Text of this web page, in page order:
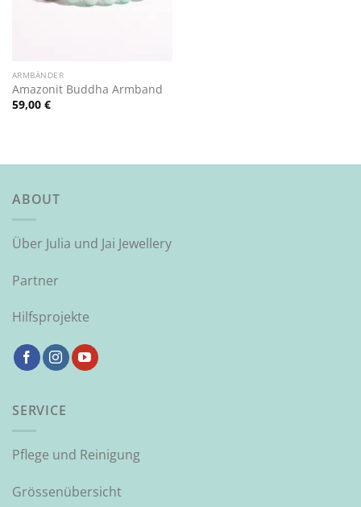
ARMBÄNDER
Amazonit Buddha Armband
59,00 €
ABOUT
Über Julia und Jai Jewellery
Partner
Hilfsprojekte
SERVICE
Pflege und Reinigung
Grössenübersicht